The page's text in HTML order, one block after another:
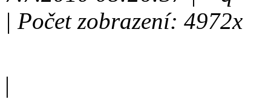
| Počet zobrazení: 4972x
|